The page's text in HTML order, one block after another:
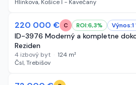
Hlinkova, Košice I - Kavečany
NOVÉ
220 000 € C ROI:6,3% Výnos:
ID-3976 Moderný a kompletne
Reziden
4 izbový byt · 124 m²
Čsl, Trebišov